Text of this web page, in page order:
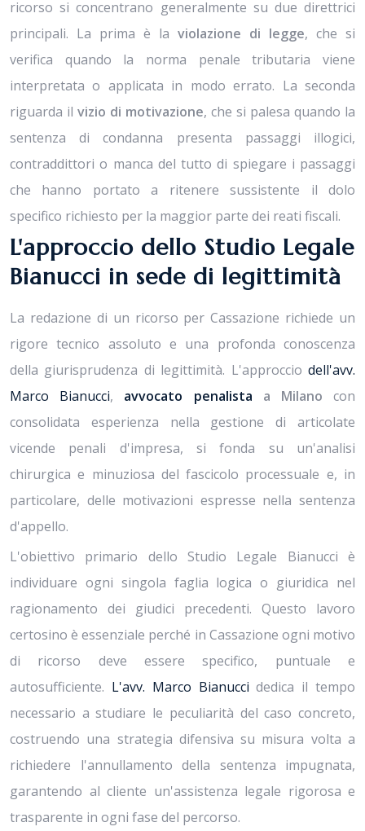
ricorso si concentrano generalmente su due direttrici
principali. La prima è la violazione di legge, che si
verifica quando la norma penale tributaria viene
interpretata o applicata in modo errato. La seconda
riguarda il vizio di motivazione, che si palesa quando la
sentenza di condanna presenta passaggi illogici,
contraddittori o manca del tutto di spiegare i passaggi
che hanno portato a ritenere sussistente il dolo
specifico richiesto per la maggior parte dei reati fiscali.
L'approccio dello Studio Legale
Bianucci in sede di legittimità
La redazione di un ricorso per Cassazione richiede un
rigore tecnico assoluto e una profonda conoscenza
della giurisprudenza di legittimità. L'approccio dell'avv.
Marco Bianucci, avvocato penalista a Milano con
consolidata esperienza nella gestione di articolate
vicende penali d'impresa, si fonda su un'analisi
chirurgica e minuziosa del fascicolo processuale e, in
particolare, delle motivazioni espresse nella sentenza
d'appello.
L'obiettivo primario dello Studio Legale Bianucci è
individuare ogni singola faglia logica o giuridica nel
ragionamento dei giudici precedenti. Questo lavoro
certosino è essenziale perché in Cassazione ogni motivo
di ricorso deve essere specifico, puntuale e
autosufficiente. L'avv. Marco Bianucci dedica il tempo
necessario a studiare le peculiarità del caso concreto,
costruendo una strategia difensiva su misura volta a
richiedere l'annullamento della sentenza impugnata,
garantendo al cliente un'assistenza legale rigorosa e
trasparente in ogni fase del percorso.